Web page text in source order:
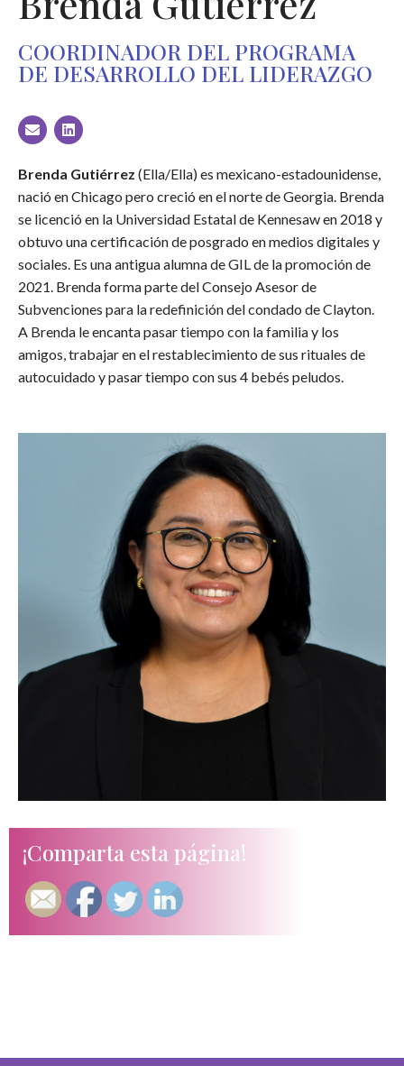
COORDINADOR DEL PROGRAMA
DE DESARROLLO DEL LIDERAZGO
Brenda Gutiérrez (Ella/Ella) es mexicano-estadounidense,
nació en Chicago pero creció en el norte de Georgia. Brenda
se licenció en la Universidad Estatal de Kennesaw en 2018 y
obtuvo una certificación de posgrado en medios digitales y
sociales. Es una antigua alumna de GIL de la promoción de
2021. Brenda forma parte del Consejo Asesor de
Subvenciones para la redefinición del condado de Clayton.
A Brenda le encanta pasar tiempo con la familia y los
amigos, trabajar en el restablecimiento de sus rituales de
autocuidado y pasar tiempo con sus 4 bebés peludos.
¡Comparta esta página!